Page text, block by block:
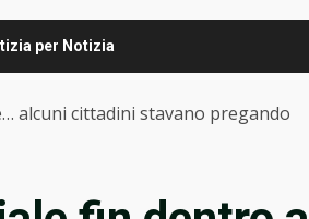
per Notizia
alcuni cittadini stavano pregando